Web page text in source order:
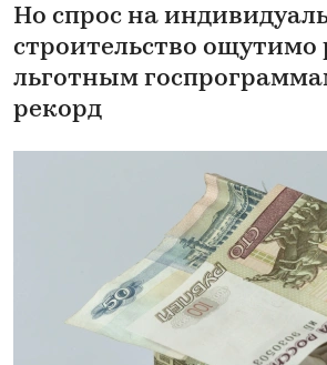
Но спрос на
строительство ощутимо
льготным
рекорд